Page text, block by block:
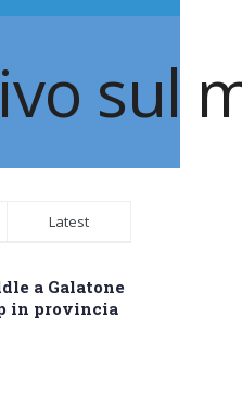
Latest
a Galatone
in provincia